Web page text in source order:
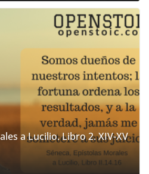
a Lucilio. Libro 2. XIV-XV